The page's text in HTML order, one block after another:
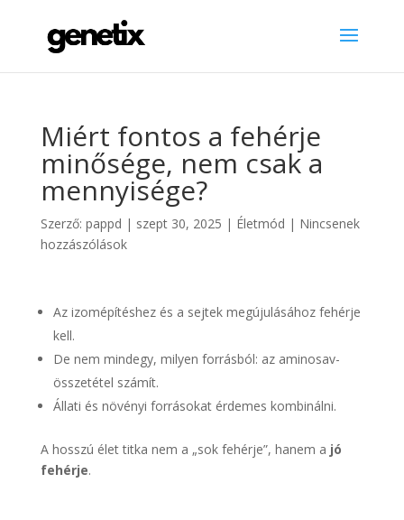
Miért fontos a fehérje
minősége, nem csak a
mennyisége?
Szerző: pappd | szept 30, 2025 | Életmód | Nincsenek
hozzászólások
Az izomépítéshez és a sejtek megújulásához fehérje
kell.
De nem mindegy, milyen forrásból: az aminosav-
összetétel számít.
Állati és növényi forrásokat érdemes kombinálni.
A hosszú élet titka nem a „sok fehérje”, hanem a jó
fehérje.